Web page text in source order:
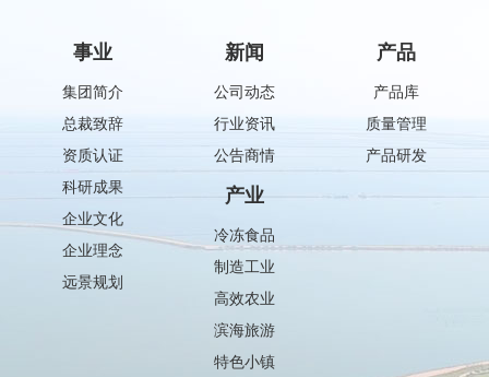
事业
集团简介
总裁致辞
资质认证
科研成果
企业文化
企业理念
远景规划
新闻
公司动态
行业资讯
公告商情
产品
产品库
质量管理
产品研发
产业
冷冻食品
制造工业
高效农业
滨海旅游
特色小镇